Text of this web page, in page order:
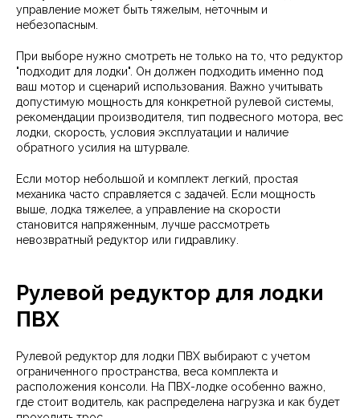
управление может быть тяжелым, неточным и
небезопасным.
При выборе нужно смотреть не только на то, что редуктор
"подходит для лодки". Он должен подходить именно под
ваш мотор и сценарий использования. Важно учитывать
допустимую мощность для конкретной рулевой системы,
рекомендации производителя, тип подвесного мотора, вес
лодки, скорость, условия эксплуатации и наличие
обратного усилия на штурвале.
Если мотор небольшой и комплект легкий, простая
механика часто справляется с задачей. Если мощность
выше, лодка тяжелее, а управление на скорости
становится напряженным, лучше рассмотреть
невозвратный редуктор или гидравлику.
Рулевой редуктор для лодки
ПВХ
Рулевой редуктор для лодки ПВХ выбирают с учетом
ограниченного пространства, веса комплекта и
расположения консоли. На ПВХ-лодке особенно важно,
где стоит водитель, как распределена нагрузка и как будет